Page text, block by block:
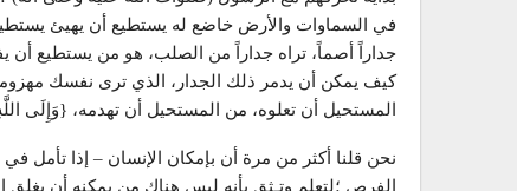
في السماوات والأرض خاضع له يستطيع أن يهيئ
جداراً أصماً، تراه جداراً من الصلب، هو من يستطيع
كيف يمكن أن يدمر ذلك الجدار، الذي ترى نفسك
المستحيل أن تعلوه، من المستحيل أن تهدمه، {وَإِلَى
نحن قلنا أكثر من مرة أن بإمكان الإنسان – إذا تأمل في
الفرص ؛لتعلم وتـثق بأنه ليس هناك من يمكنه أن